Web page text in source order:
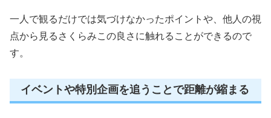
一人で観るだけでは気づけなかったポイントや、他人の視
点から見るさくらみこの良さに触れることができるので
す。
イベントや特別企画を追うことで距離が縮まる